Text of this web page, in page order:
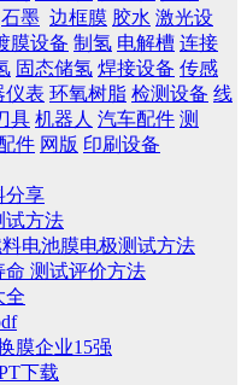
石墨 边框膜 胶水 激光设
膜设备 制氢 电解槽 连接
固态储氢 焊接设备 传感
仪表 环氧树脂 检测设备 线
具 机器人 汽车配件 测
件 网版 印刷设备
分享
试方法
电池膜电极测试方法
测试评价方法
全
膜企业15强
下载